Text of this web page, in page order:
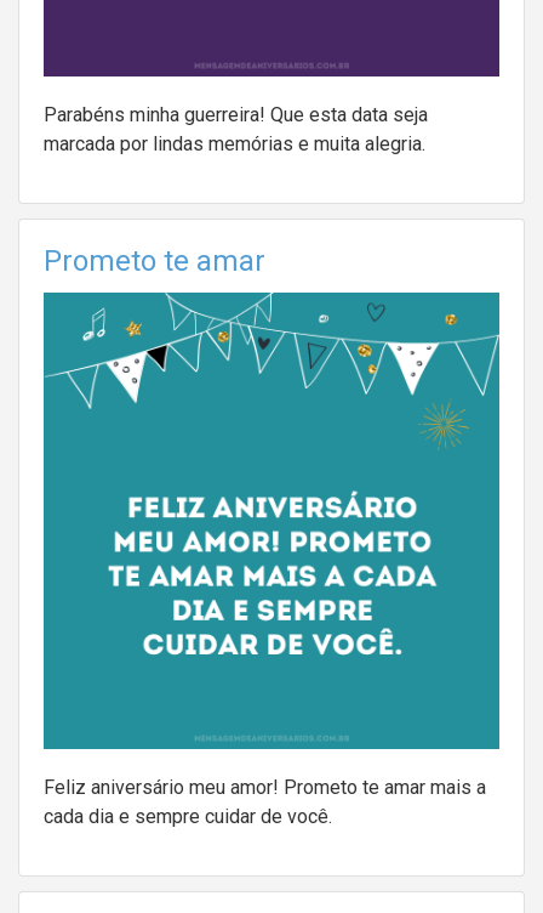
Parabéns minha guerreira! Que esta data seja
marcada por lindas memórias e muita alegria.
Prometo te amar
Feliz aniversário meu amor! Prometo te amar mais a
cada dia e sempre cuidar de você.